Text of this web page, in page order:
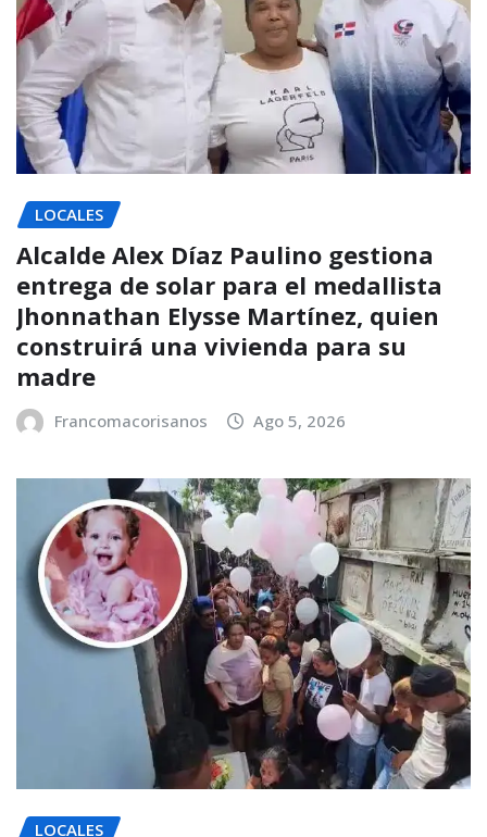
LOCALES
Alcalde Alex Díaz Paulino gestiona
entrega de solar para el medallista
Jhonnathan Elysse Martínez, quien
construirá una vivienda para su
madre
Francomacorisanos Ago 5, 2026
LOCALES